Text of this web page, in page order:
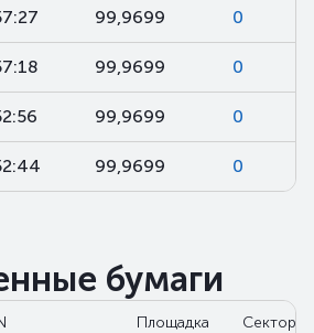
99,9699 0
99,9699 0
99,9699 0
99,9699 0
бумаги
Площадка Сектор